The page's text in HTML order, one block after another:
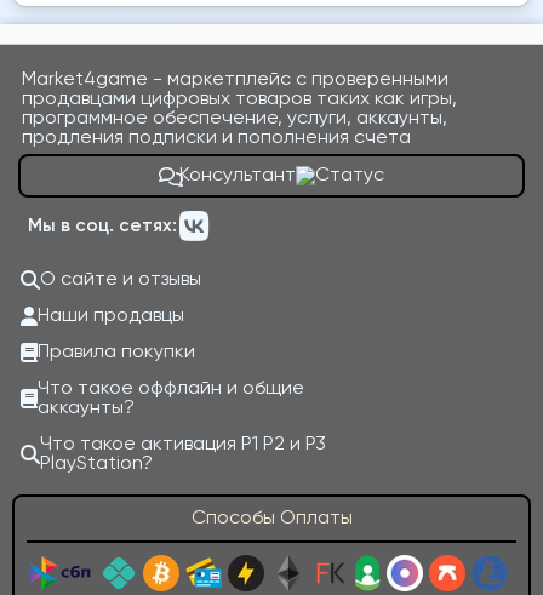
Market4game - маркетплейс с проверенными
продавцами цифровых товаров таких как игры,
программное обеспечение, услуги, аккаунты,
продления подписки и пополнения счета
Консультант
Мы в соц. сетях:
О сайте и отзывы
Наши продавцы
Правила покупки
Что такое оффлайн и общие
аккаунты?
Что такое активация P1 P2 и P3
PlayStation?
Способы Оплаты